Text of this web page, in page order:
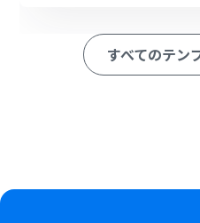
※「トリガー」：フロー起動の
ペレーション」：トリガー起動
ることで、抽出する情報
すべてのテン